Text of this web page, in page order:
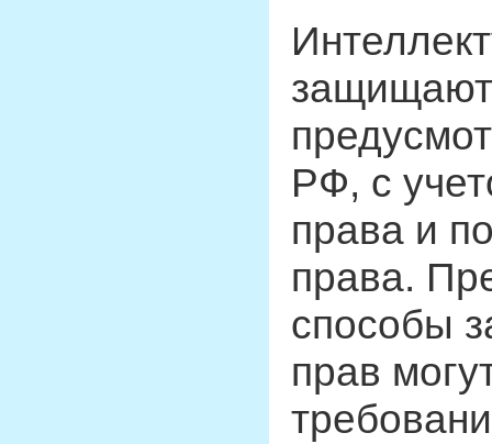
РФ, с
права и
права.
способы
прав